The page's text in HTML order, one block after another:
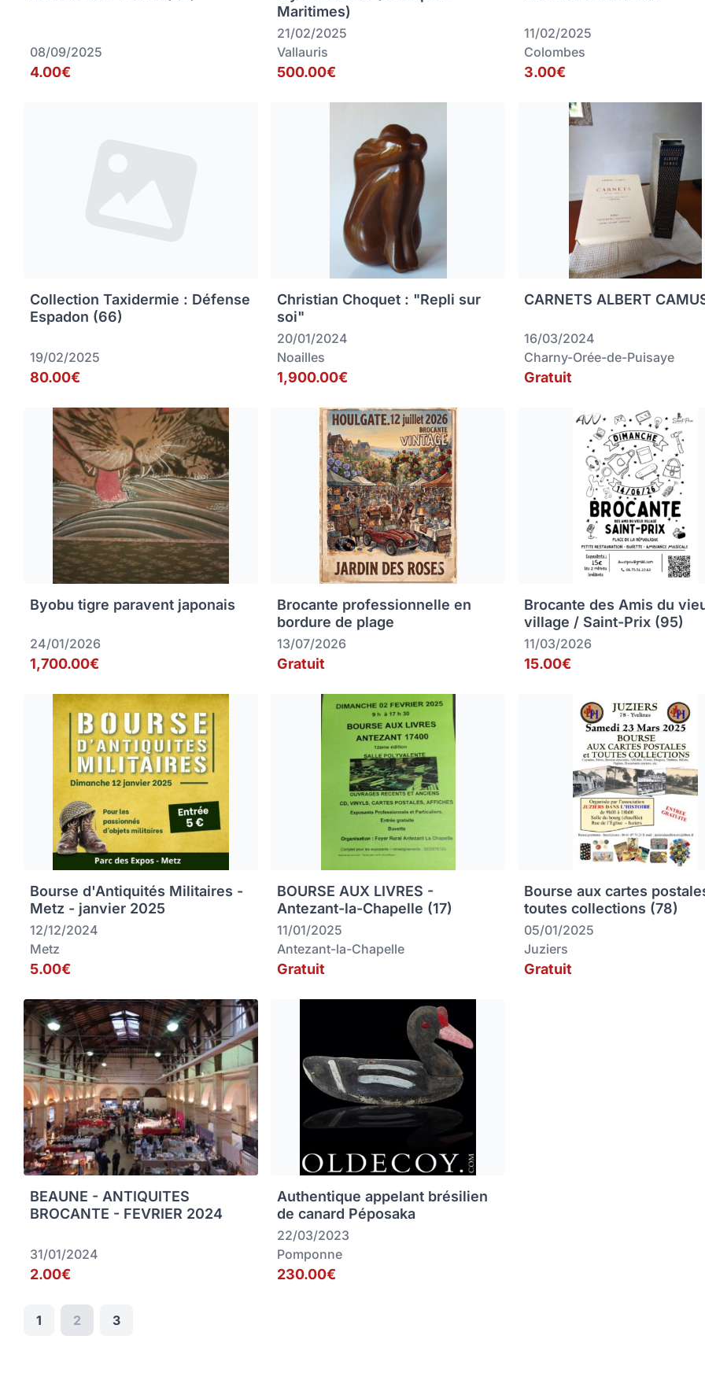
08/09/2025
4.00€
Maritimes)
21/02/2025
Vallauris
500.00€
11/02/2025
Colombes
3.00€
Collection Taxidermie : Défense
Espadon (66)
19/02/2025
80.00€
Christian Choquet : "Repli sur
soi"
20/01/2024
Noailles
1,900.00€
CARNETS ALBERT
16/03/2024
Charny-Orée-de-Puisaye
Gratuit
Byobu tigre paravent japonais
24/01/2026
1,700.00€
Brocante professionnelle en
bordure de plage
13/07/2026
Gratuit
Brocante des Amis du
village / Saint-Prix (95)
11/03/2026
15.00€
Bourse d'Antiquités Militaires -
Metz - janvier 2025
12/12/2024
Metz
5.00€
BOURSE AUX LIVRES -
Antezant-la-Chapelle (17)
11/01/2025
Antezant-la-Chapelle
Gratuit
Bourse aux cartes
toutes collections (78)
05/01/2025
Juziers
Gratuit
BEAUNE - ANTIQUITES
BROCANTE - FEVRIER 2024
31/01/2024
2.00€
Authentique appelant brésilien
de canard Péposaka
22/03/2023
Pomponne
230.00€
1 2 3